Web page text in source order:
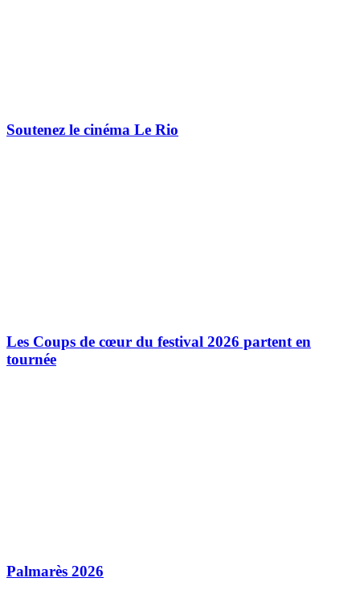
Soutenez le cinéma Le Rio
Les Coups de cœur du festival 2026 partent en
tournée
Palmarès 2026